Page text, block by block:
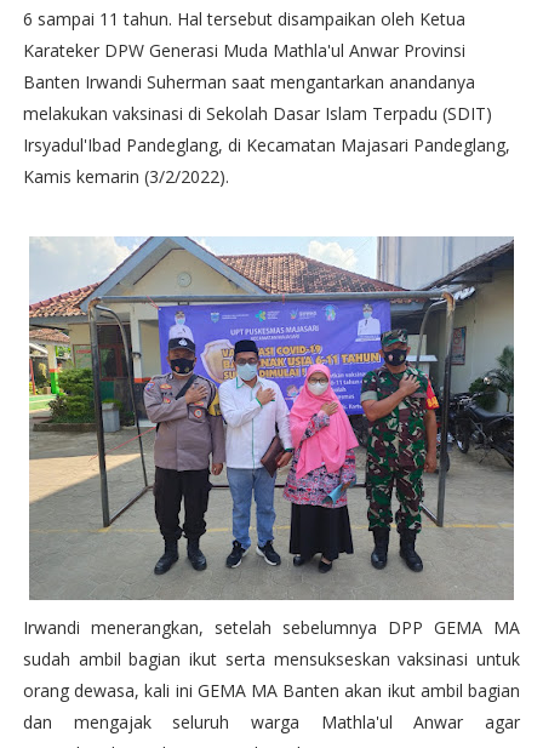
6 sampai 11 tahun. Hal tersebut disampaikan oleh Ketua
Karateker DPW Generasi Muda Mathla'ul Anwar Provinsi
Banten Irwandi Suherman saat mengantarkan anandanya
melakukan vaksinasi di Sekolah Dasar Islam Terpadu (SDIT)
Irsyadul'Ibad Pandeglang, di Kecamatan Majasari Pandeglang,
Kamis kemarin (3/2/2022).
Irwandi menerangkan, setelah sebelumnya DPP GEMA MA
sudah ambil bagian ikut serta mensukseskan vaksinasi untuk
orang dewasa, kali ini GEMA MA Banten akan ikut ambil bagian
dan mengajak seluruh warga Mathla'ul Anwar agar